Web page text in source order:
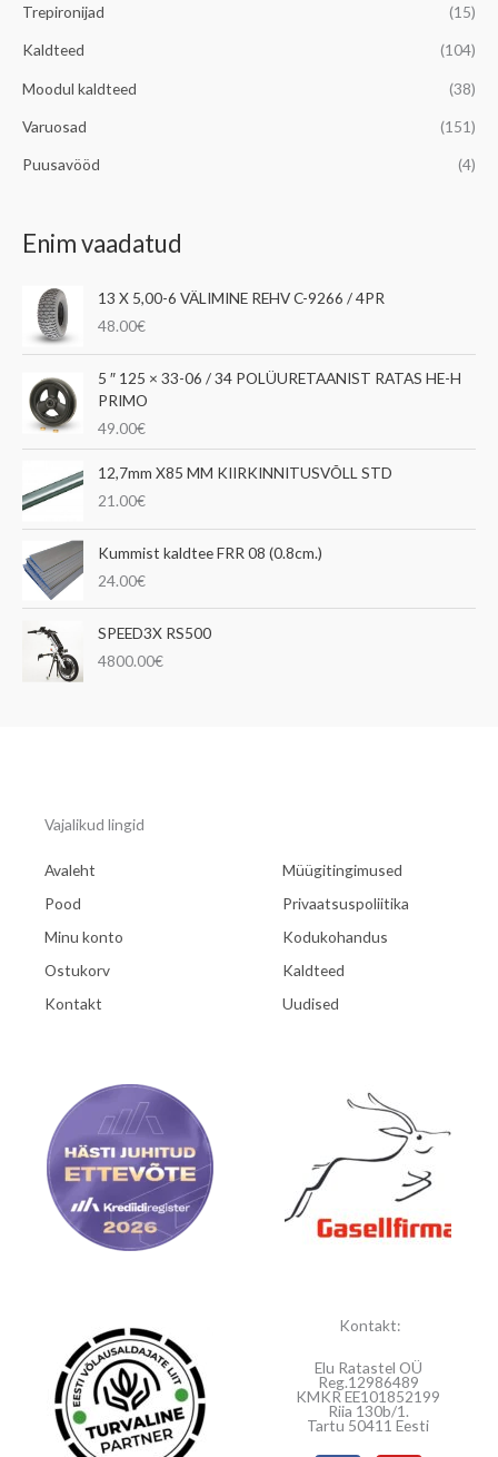
Trepironijad (15)
Kaldteed (104)
Moodul kaldteed (38)
Varuosad (151)
Puusavööd (4)
Enim vaadatud
13 X 5,00-6 VÄLIMINE REHV C-9266 / 4PR
48.00€
5 ″ 125 × 33-06 / 34 POLÜURETAANIST RATAS HE-H
PRIMO
49.00€
12,7mm X85 MM KIIRKINNITUSVÕLL STD
21.00€
Kummist kaldtee FRR 08 (0.8cm.)
24.00€
SPEED3X RS500
4800.00€
Vajalikud lingid
Avaleht
Pood
Minu konto
Ostukorv
Kontakt
Müügitingimused
Privaatsuspoliitika
Kodukohandus
Kaldteed
Uudised
Kontakt:
Elu Ratastel OÜ
Reg.12986489
KMKR EE101852199
Riia 130b/1.
Tartu 50411 Eesti